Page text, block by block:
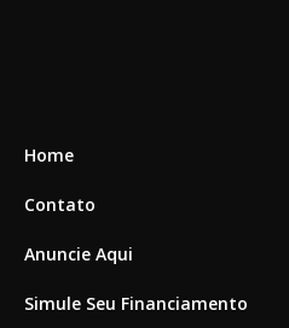
Home
Contato
Anuncie Aqui
Simule Seu Financiamento